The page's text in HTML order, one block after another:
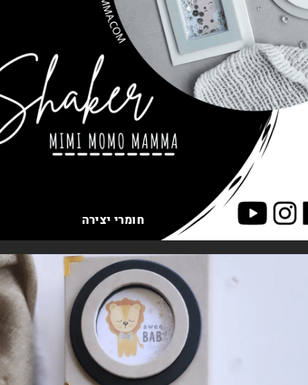
חומרי יצירה